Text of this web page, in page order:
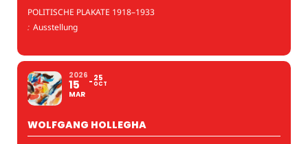
POLITISCHE PLAKATE 1918–1933
: Ausstellung
2026
15
MAR
25
OCT
WOLFGANG HOLLEGHA